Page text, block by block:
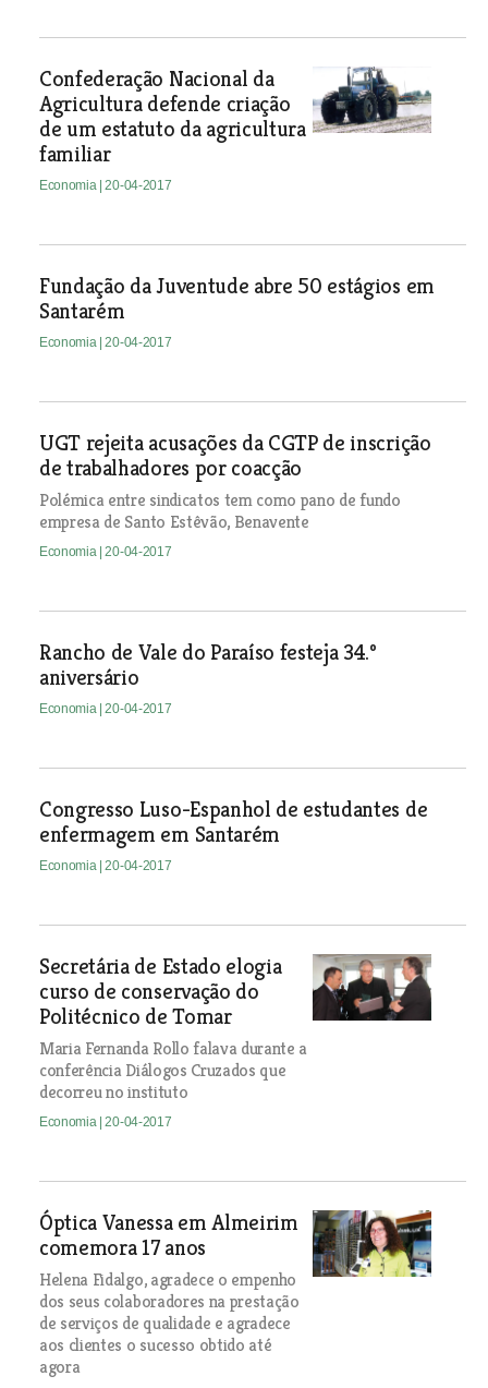
Confederação Nacional da
Agricultura defende criação
de um estatuto da agricultura
familiar
Economia | 20-04-2017
Fundação da Juventude abre 50 estágios em
Santarém
Economia | 20-04-2017
UGT rejeita acusações da CGTP de inscrição
de trabalhadores por coacção
Polémica entre sindicatos tem como pano de fundo
empresa de Santo Estêvão, Benavente
Economia | 20-04-2017
Rancho de Vale do Paraíso festeja 34.º
aniversário
Economia | 20-04-2017
Congresso Luso-Espanhol de estudantes de
enfermagem em Santarém
Economia | 20-04-2017
Secretária de Estado elogia
curso de conservação do
Politécnico de Tomar
Maria Fernanda Rollo falava durante a
conferência Diálogos Cruzados que
decorreu no instituto
Economia | 20-04-2017
Óptica Vanessa em Almeirim
comemora 17 anos
Helena Fidalgo, agradece o empenho
dos seus colaboradores na prestação
de serviços de qualidade e agradece
aos clientes o sucesso obtido até
agora